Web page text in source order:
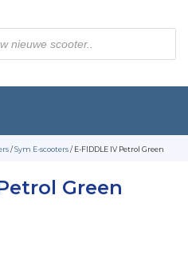
/Sym E-scooters/ E-FIDDLE IV Petrol Green
Green